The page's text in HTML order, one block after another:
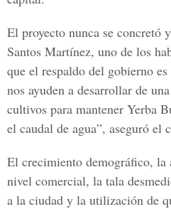
El proyecto nunca se concretó
Santos Martínez, uno de los
que el respaldo del gobierno
nos ayuden a desarrollar de
cultivos para mantener Yerba
el caudal de agua”, aseguró el
El crecimiento demográfico,
nivel comercial, la tala
a la ciudad y la utilización de